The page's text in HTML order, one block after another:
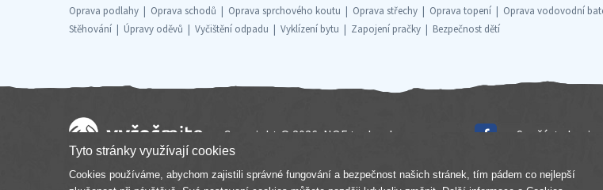
Oprava podlahy
Oprava schodů Oprava sprchového koutu Oprava střechy Oprava topení Oprava vodovodní
Stěhování
Úpravy oděvů Vyčištění odpadu Vyklízení bytu Zapojení pračky Bezpečnost dětí
Copyright © 2026, NOE technology s.r.o. Součást skupiny
Tyto stránky využívají cookies
Cookies používáme, abychom zajistili správné fungování a bezpečnost našich stránek, tím pádem co nejlepší